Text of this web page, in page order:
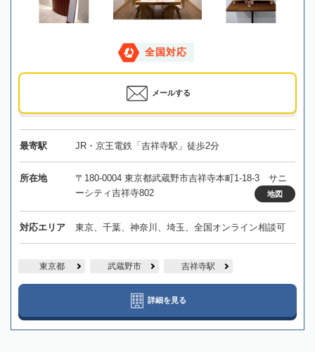
全国対応
メールする
最寄駅 JR・京王電鉄「吉祥寺駅」徒歩2分
所在地
〒180-0004 東京都武蔵野市吉祥寺本町1-18-3 サニ
ーシティ吉祥寺802
地図
対応エリア 東京、千葉、神奈川、埼玉、全国オンライン相談可
東京都 武蔵野市 吉祥寺駅
詳細を見る